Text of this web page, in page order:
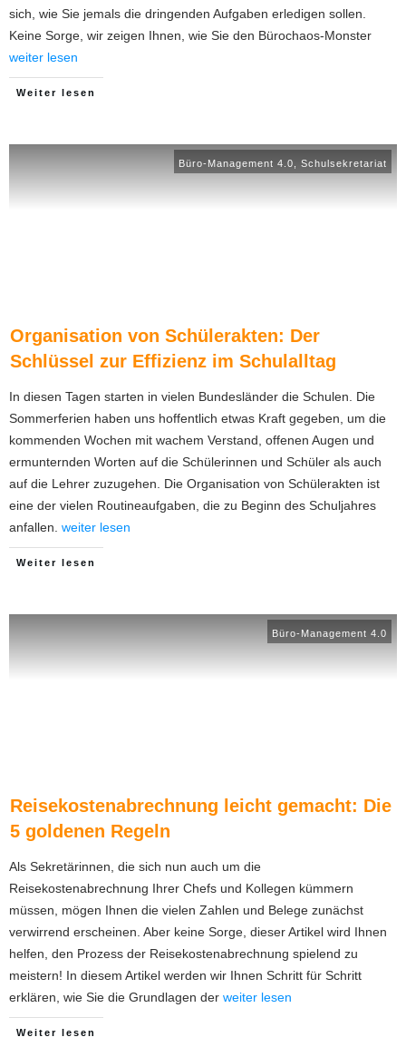
sich, wie Sie jemals die dringenden Aufgaben erledigen sollen.
Keine Sorge, wir zeigen Ihnen, wie Sie den Bürochaos-Monster
weiter lesen
Weiter lesen
Büro-Management 4.0 Schulsekretariat
Organisation von Schülerakten: Der
Schlüssel zur Effizienz im Schulalltag
In diesen Tagen starten in vielen Bundesländer die Schulen. Die
Sommerferien haben uns hoffentlich etwas Kraft gegeben, um die
kommenden Wochen mit wachem Verstand, offenen Augen und
ermunternden Worten auf die Schülerinnen und Schüler als auch
auf die Lehrer zuzugehen. Die Organisation von Schülerakten ist
eine der vielen Routineaufgaben, die zu Beginn des Schuljahres
anfallen. weiter lesen
Weiter lesen
Büro-Management 4.0
Reisekostenabrechnung leicht gemacht: Die
5 goldenen Regeln
Als Sekretärinnen, die sich nun auch um die
Reisekostenabrechnung Ihrer Chefs und Kollegen kümmern
müssen, mögen Ihnen die vielen Zahlen und Belege zunächst
verwirrend erscheinen. Aber keine Sorge, dieser Artikel wird Ihnen
helfen, den Prozess der Reisekostenabrechnung spielend zu
meistern! In diesem Artikel werden wir Ihnen Schritt für Schritt
erklären, wie Sie die Grundlagen der weiter lesen
Weiter lesen